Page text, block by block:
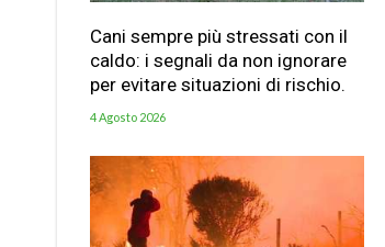
Cani sempre più stressati con il
caldo: i segnali da non ignorare
per evitare situazioni di rischio.
4 Agosto 2026